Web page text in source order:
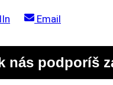
Share
Email
nás podporíš